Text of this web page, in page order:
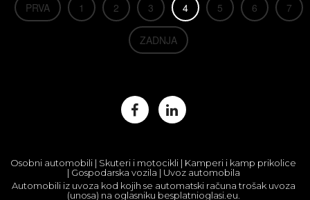
PRVA 1 2 3 4 5 6 7
ZADNJA
Osobni automobili | Skuteri i motocikli | Kamperi i kamp prikolice
| Gospodarska vozila | Uvoz automobila
Automobili iz uvoza kod kojih se automatski računa trošak uvoza
(unosa) na oglasniku besplatnioglasi.eu.